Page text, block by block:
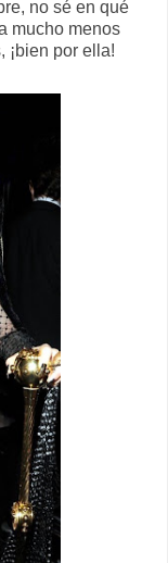
no sé en qué
mucho menos
¡bien por ella!